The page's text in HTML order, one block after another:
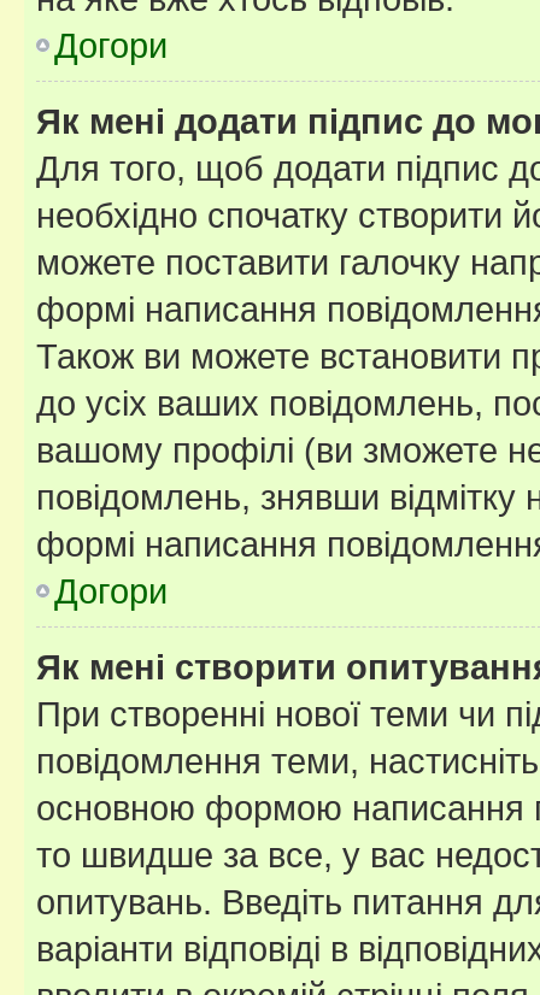
Догори
Як мені додати підпис до
Для того, щоб додати підпис
необхідно спочатку створити
можете поставити галочку
формі написання
Також ви можете встановити
до усіх ваших повідомлень,
вашому профілі (ви зможете
повідомлень, знявши відмітку
формі написання
Догори
Як мені створити
При створенні нової теми чи
повідомлення теми,
основною формою написання
то швидше за все, у вас
опитувань. Введіть питання
варіанти відповіді в